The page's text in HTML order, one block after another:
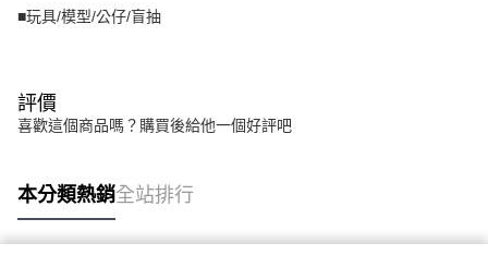
■玩具/模型/公仔/盲抽
評價
喜歡這個商品嗎？購買後給他一個好評吧
本分類熱銷全站排行